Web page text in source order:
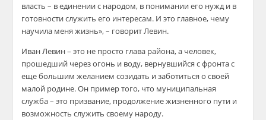
власть – в единении с народом, в понимании его нужд и в
готовности служить его интересам. И это главное, чему
научила меня жизнь», – говорит Левин.
Иван Левин – это не просто глава района, а человек,
прошедший через огонь и воду, вернувшийся с фронта с
еще большим желанием созидать и заботиться о своей
малой родине. Он пример того, что муниципальная
служба – это призвание, продолжение жизненного пути и
возможность служить своему народу.